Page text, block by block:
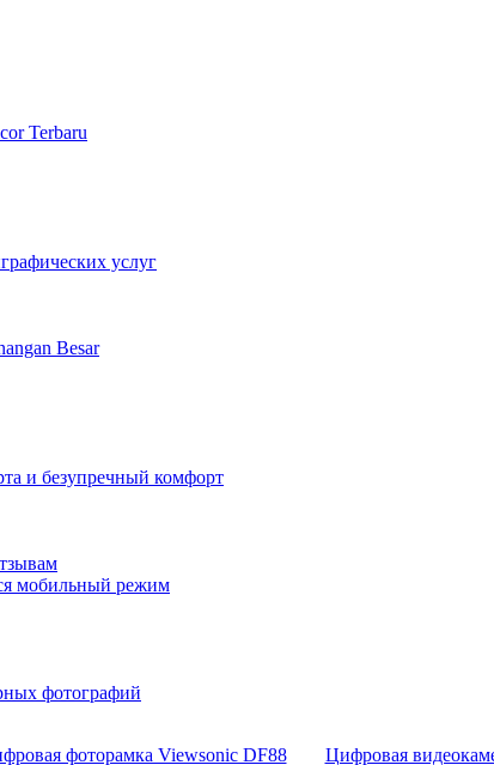
Terbaru
услуг
Besar
и безупречный комфорт
мобильный режим
фотографий
фоторамка Viewsonic DF88 Цифровая